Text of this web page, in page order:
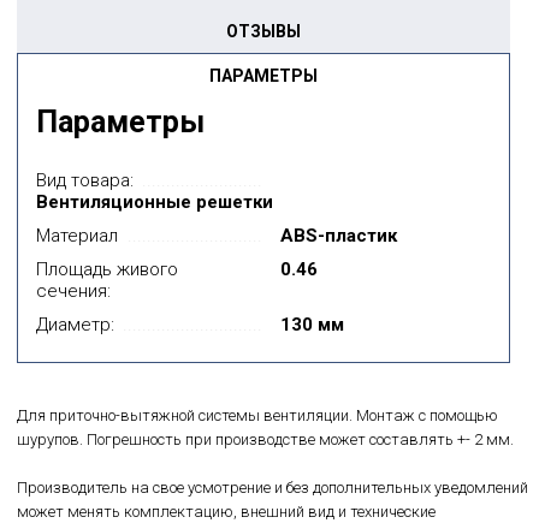
ПАРАМЕТРЫ
ОТЗЫВЫ
Параметры
Вид товара:
Вентиляционные решетки
Материал
ABS-пластик
Площадь живого
сечения:
0.46
Диаметр: 130 мм
Для приточно-вытяжной системы вентиляции. Монтаж с помощью
шурупов. Погрешность при производстве может составлять +- 2 мм.
Производитель на свое усмотрение и без дополнительных уведомлений
может менять комплектацию, внешний вид и технические